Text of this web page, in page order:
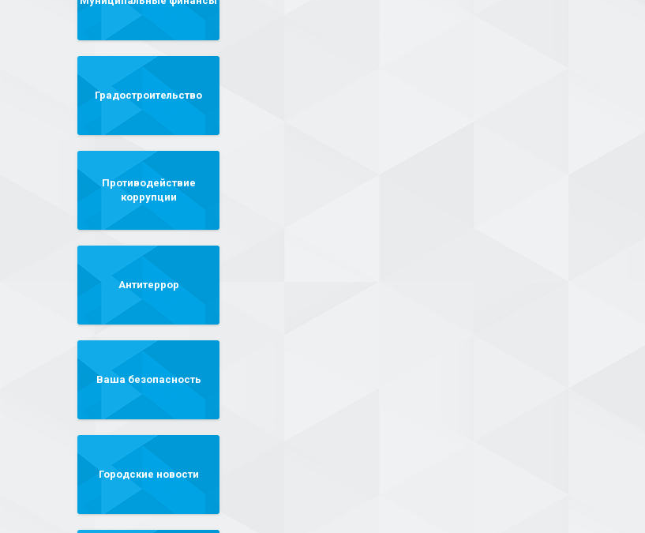
Градостроительство
Противодействие
коррупции
Антитеррор
Ваша безопасность
Городские новости